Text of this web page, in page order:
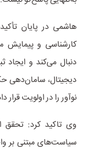
هاشمی در پایان
کارشناسی و پیمایش
دنبال می‌کند و ایجاد
دیجیتال، سامان‌دهی
نوآور را در اولویت قرار
وی تاکید کرد: تحقق
سیاست‌های مبتنی بر